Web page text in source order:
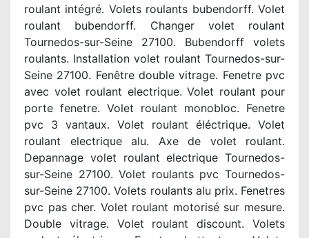
roulant intégré. Volets roulants bubendorff. Volet
roulant bubendorff. Changer volet roulant
Tournedos-sur-Seine 27100. Bubendorff volets
roulants. Installation volet roulant Tournedos-sur-
Seine 27100. Fenêtre double vitrage. Fenetre pvc
avec volet roulant electrique. Volet roulant pour
porte fenetre. Volet roulant monobloc. Fenetre
pvc 3 vantaux. Volet roulant éléctrique. Volet
roulant electrique alu. Axe de volet roulant.
Depannage volet roulant electrique Tournedos-
sur-Seine 27100. Volet roulants pvc Tournedos-
sur-Seine 27100. Volets roulants alu prix. Fenetres
pvc pas cher. Volet roulant motorisé sur mesure.
Double vitrage. Volet roulant discount. Volets